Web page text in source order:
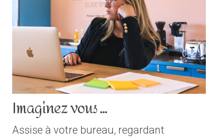
Imaginez vous ...
Assise à votre bureau, regardant